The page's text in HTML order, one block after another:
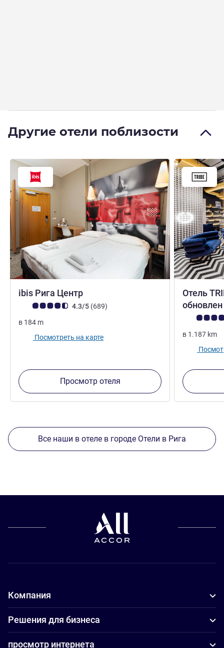
Другие отели поблизости
ibis Рига Центр
Примечание: отзывы клиентов (Рейтинг ALL)
4.3/5 (689Отзывов
)
в 184 m
Посмотреть на карте
Просмотр отеля
Отель
в 1.187 km
Все наши в отеле в городе Отели в Рига
Компания
Решения для бизнеса
просмотр интернета